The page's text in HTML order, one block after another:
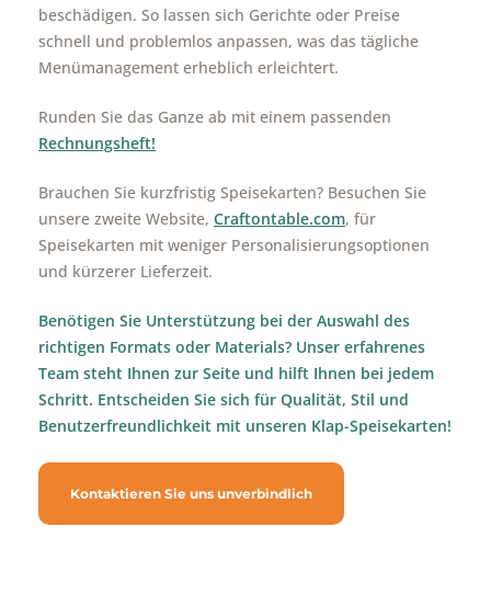
beschädigen. So lassen sich Gerichte oder Preise
schnell und problemlos anpassen, was das tägliche
Menümanagement erheblich erleichtert.
Runden Sie das Ganze ab mit einem passenden
Rechnungsheft!
Brauchen Sie kurzfristig Speisekarten? Besuchen Sie
unsere zweite Website, Craftontable.com, für
Speisekarten mit weniger Personalisierungsoptionen
und kürzerer Lieferzeit.
Benötigen Sie Unterstützung bei der Auswahl des
richtigen Formats oder Materials? Unser erfahrenes
Team steht Ihnen zur Seite und hilft Ihnen bei jedem
Schritt. Entscheiden Sie sich für Qualität, Stil und
Benutzerfreundlichkeit mit unseren Klap-Speisekarten!
Kontaktieren Sie uns unverbindlich